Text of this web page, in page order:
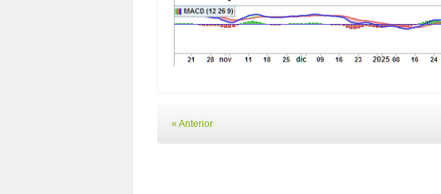
« Anterior